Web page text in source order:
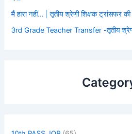
मैं हारा नहीं… | तृतीय श्रेणी शिक्षक ट्रांसफर की
3rd Grade Teacher Transfer -तृतीय